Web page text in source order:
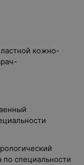
кожно-
по специальности